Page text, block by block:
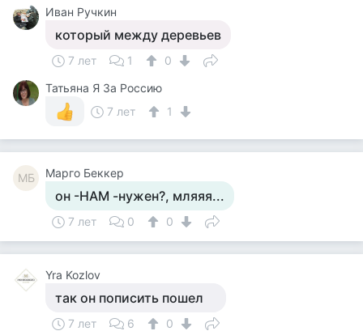
Иван Ручкин
который между деревьев
7 лет 1
0
Татьяна Я За Россию
7 лет
1
MБ Mарго Беккер
он -НАМ -нужен?, мляяя...
7 лет 0 0
Yra Kozlov
так он пописить пошел
7 лет 6
0